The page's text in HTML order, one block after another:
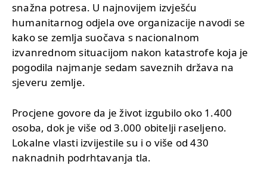
snažna potresa. U najnovijem izvješću
humanitarnog odjela ove organizacije navodi se
kako se zemlja suočava s nacionalnom
izvanrednom situacijom nakon katastrofe koja je
pogodila najmanje sedam saveznih država na
sjeveru zemlje.
Procjene govore da je život izgubilo oko 1.400
osoba, dok je više od 3.000 obitelji raseljeno.
Lokalne vlasti izvijestile su i o više od 430
naknadnih podrhtavanja tla.